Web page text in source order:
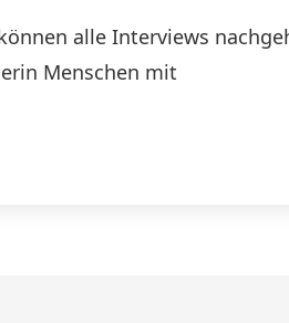
alle Interviews
Menschen mit